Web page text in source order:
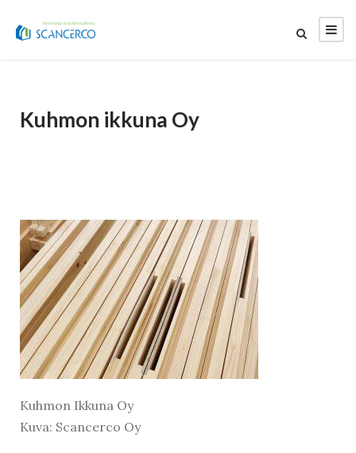
Kuhmon ikkuna Oy
Kuhmon Ikkuna Oy
Kuva: Scancerco Oy